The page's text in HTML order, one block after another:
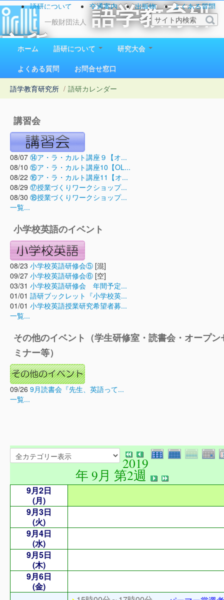
一般財団法人
語学教育研
究所
1923（大正12）年創立
語研について 交通案内 出版物
よくある質問
お問い合わせ
ホーム 語研について
研究大会
よくある質問
お問合せ窓口
語学教育研究所 / 語研カレンダー
講習会
08/07 ⑭ア・ラ・カルト講座９【オ...
08/10 ⑮ア・ラ・カルト講座10【OL...
08/22 ⑯ア・ラ・カルト講座11【オ...
08/29 ⑰授業づくりワークショップ...
08/30 ⑱授業づくりワークショップ...
一覧...
小学校英語のイベント
08/23 小学校英語研修会⑤ [混]
09/27 小学校英語研修会⑥ [空]
03/31 小学校英語研修会 年間予定...
01/01 語研ブックレット『小学校英...
01/01 小学校英語授業研究希望者募...
一覧...
その他のイベント（学生研修室・読書会・オープン
ミナー等）
09/26 9月読書会『先生、英語って...
一覧...
2019
年 9月 第2週
9月2日
(月)
9月3日
(火)
9月4日
(水)
9月5日
(木)
9月6日
(金)